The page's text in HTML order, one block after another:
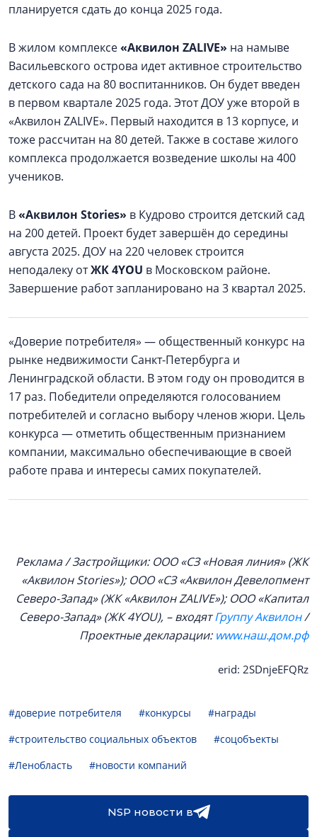
планируется сдать до конца 2025 года.
В жилом комплексе«Аквилон ZALIVE» на намыве
Васильевского острова идет активное строительство
детского сада на 80 воспитанников. Он будет введен
в первом квартале 2025 года. Этот ДОУ уже второй в
«Аквилон ZALIVE». Первый находится в 13 корпусе, и
тоже рассчитан на 80 детей. Также в составе жилого
комплекса продолжается возведение школы на 400
учеников.
В«Аквилон Stories» в Кудрово строится детский сад
на 200 детей. Проект будет завершён до середины
августа 2025. ДОУ на 220 человек строится
неподалеку отЖК 4YOU в Московском районе.
Завершение работ запланировано на 3 квартал 2025.
«Доверие потребителя» — общественный конкурс на
рынке недвижимости Санкт-Петербурга и
Ленинградской области. В этом году он проводится в
17 раз. Победители определяются голосованием
потребителей и согласно выбору членов жюри. Цель
конкурса — отметить общественным признанием
компании, максимально обеспечивающие в своей
работе права и интересы самих покупателей.
Реклама / Застройщики: ООО «СЗ «Новая линия» (ЖК
«Аквилон Stories»); ООО «СЗ «Аквилон Девелопмент
Северо-Запад» (ЖК «Аквилон ZALIVE»); ООО «Капитал
Северо-Запад» (ЖК 4YOU), – входятГруппу Аквилон/
Проектные декларации: www.наш.дом.рф
erid: 2SDnjeEFQRz
#доверие потребителя #конкурсы
#награды
#строительство социальных объектов
#соцобъекты
#Ленобласть
#новости компаний
NSP новости в